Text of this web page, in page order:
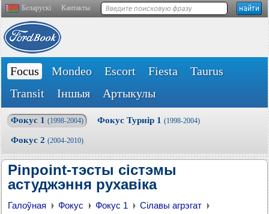
Беларускі Кантакты
Focus Mondeo Escort Fiesta
Taurus
Transit
Іншыя Артыкулы
Фокус 1 (1998-2004) Фокус Турнір 1 (1998-2004)
Фокус 2 (2004-2010)
Pinpoint-тэсты сістэмы
астуджэння рухавіка
Галоўная Фокус Фокус 1
Сілавы агрэгат